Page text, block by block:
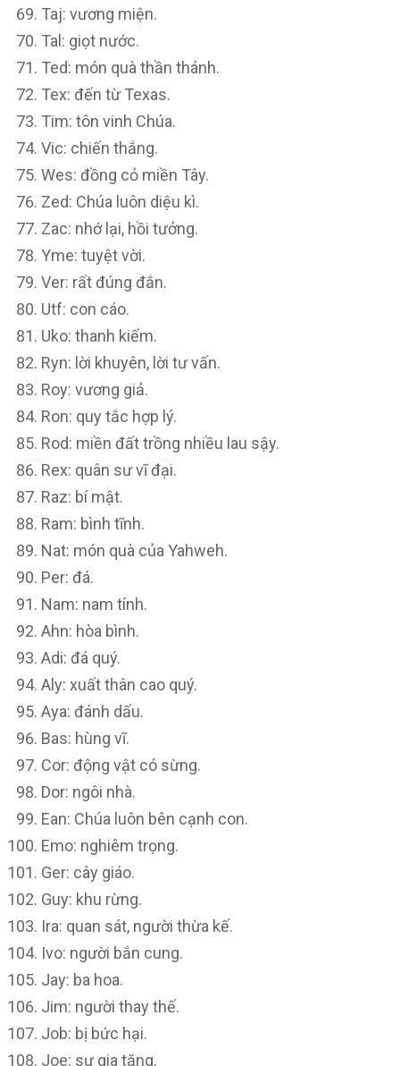
Taj: vương miện.
Tal: giọt nước.
Ted: món quà thần thánh.
Tex: đến từ Texas.
Tim: tôn vinh Chúa.
Vic: chiến thắng.
Wes: đồng cỏ miền Tây.
Zed: Chúa luôn diệu kì.
Zac: nhớ lại, hồi tưởng.
Yme: tuyệt vời.
Ver: rất đúng đắn.
Utf: con cáo.
Uko: thanh kiếm.
Ryn: lời khuyên, lời tư vấn.
Roy: vương giả.
Ron: quy tắc hợp lý.
Rod: miền đất trồng nhiều lau sậy.
Rex: quân sư vĩ đại.
Raz: bí mật.
Ram: bình tĩnh.
Nat: món quà của Yahweh.
Per: đá.
Nam: nam tính.
Ahn: hòa bình.
Adi: đá quý.
Aly: xuất thân cao quý.
Aya: đánh dấu.
Bas: hùng vĩ.
Cor: động vật có sừng.
Dor: ngôi nhà.
Ean: Chúa luôn bên cạnh con.
Emo: nghiêm trọng.
Ger: cây giáo.
Guy: khu rừng.
Ira: quan sát, người thừa kế.
Ivo: người bắn cung.
Jay: ba hoa.
Jim: người thay thế.
Job: bị bức hại.
Joe: sự gia tăng.